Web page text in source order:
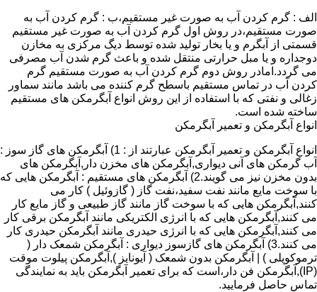
الف : گرم کردن آب به صورت غیر مستقیم،ب : گرم کردن آب به
صورت مستقیم،در روش اول گرم کردن آب به صورت غیر مستقیم
قسمتی از آبگرم و یا بخار تولید شده توسط دیگ مرکزی به مخازن
دوجداره و یا مبل حرارتی منتقل شده و باعث گرم شدن آب مصرفی
می گردد.امادر روش دوم گرم کردن آب به صورت مستقیم گرم
کردن آب در تماس مستقیم باسطح گرم کننده می باشد مانند سماور
زغالی و نفتی که با استفاده از این روش انواع آبگرمکن های مستقیم
ساخته شده است.
انواع آبگرمکن و تعمیر آبگرمکن
انواع آبگرمکن و تعمیر آبگرمکن عبارتند از : 1) آبگرمکن های گاز سوز :
آب گرمکن های آنی دیواری,آبگرمکن های مخزن دار,آبگرمکن های
بدون مخزن نیز می گویند.2) آبگرمکن های مستقیم : آبگرمکن هایی که
با سوخت مایع مانند نفت سفید،نفت گاز ( گازوئیل ) کار می
کنند,آبگرمکن هایی که با سوخت گاز مانند گاز طبیعی و گاز مایع کار
می کنند,آبگرمکن هایی که با انرژی الکتریکی مانند آبگرمکن برقی کار
می کنند,آبگرمکن هایی که با انرژی حیدری مانند آبگرمکن حیدری کار
می کنند.3) آبگرمکن های گازسوز دیواری : آبگرمکن شمعک دار (
ترموکوپلی ) | آبگرمکن بدون شمعک ( آیونایز ),آبگرمکن پیلوت موقت
(IP),آبگرمکن فن دار،است که برای تعمیر آبگرمکن باید به نمایندگی
تماس حاصل فرمایید.